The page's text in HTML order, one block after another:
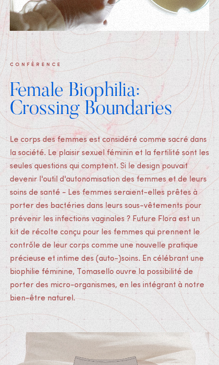
CONFÉRENCE
Female Biophilia:
Crossing Boundaries
Le corps des femmes est considéré comme sacré dans
la société. Le plaisir sexuel féminin et la fertilité sont les
seules questions qui comptent. Si le design pouvait
devenir l'outil d'autonomisation des femmes et de leurs
soins de santé - Les femmes seraient-elles prêtes à
porter des bactéries dans leurs sous-vêtements pour
prévenir les infections vaginales ? Future Flora est un
kit de récolte conçu pour les femmes qui prennent le
contrôle de leur corps comme une nouvelle pratique
précieuse et intime des (auto-)soins. En célébrant une
biophilie féminine, Tomasello ouvre la possibilité de
porter des micro-organismes, en les intégrant à notre
bien-être naturel.
Médias